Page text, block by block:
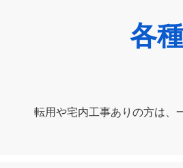
各
転⽤や宅内⼯事ありの⽅は、